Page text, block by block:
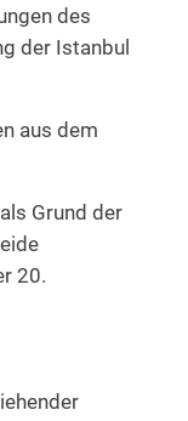
des
der Istanbul
aus dem
Grund der
20.